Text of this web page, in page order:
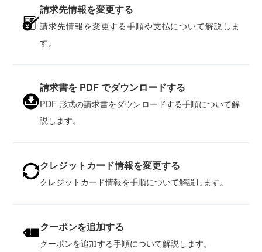
請求先情報を変更する
請求先情報を変更する手順や支払について解説しま
す。
請求書を PDF でダウンロードする
PDF 形式の請求書をダウンロードする手順について解
説します。
クレジットカード情報を変更する
クレジットカード情報を手順について解説します。
クーポンを追加する
クーポンを追加する手順について解説します。